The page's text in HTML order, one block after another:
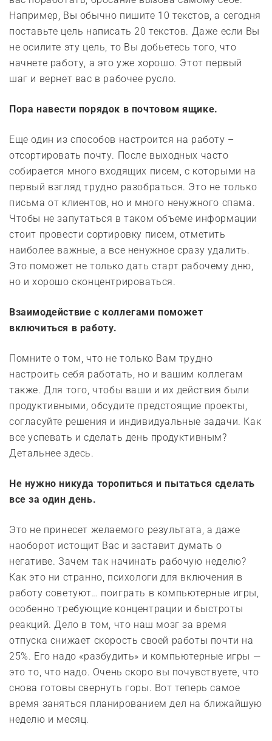
Например, Вы обычно пишите 10 текстов, а сегодня
поставьте цель написать 20 текстов. Даже если Вы
не осилите эту цель, то Вы добьетесь того, что
начнете работу, а это уже хорошо. Этот первый
шаг и вернет вас в рабочее русло.
Пора навести порядок в почтовом ящике.
Еще один из способов настроится на работу –
отсортировать почту. После выходных часто
собирается много входящих писем, с которыми на
первый взгляд трудно разобраться. Это не только
письма от клиентов, но и много ненужного спама.
Чтобы не запутаться в таком объеме информации
стоит провести сортировку писем, отметить
наиболее важные, а все ненужное сразу удалить.
Это поможет не только дать старт рабочему дню,
но и хорошо сконцентрироваться.
Взаимодействие с коллегами поможет
включиться в работу.
Помните о том, что не только Вам трудно
настроить себя работать, но и вашим коллегам
также. Для того, чтобы ваши и их действия были
продуктивными, обсудите предстоящие проекты,
согласуйте решения и индивидуальные задачи. Как
все успевать и сделать день продуктивным?
Детальнее здесь.
Не нужно никуда торопиться и пытаться сделать
все за один день.
Это не принесет желаемого результата, а даже
наоборот истощит Вас и заставит думать о
негативе. Зачем так начинать рабочую неделю?
Как это ни странно, психологи для включения в
работу советуют… поиграть в компьютерные игры,
особенно требующие концентрации и быстроты
реакций. Дело в том, что наш мозг за время
отпуска снижает скорость своей работы почти на
25%. Его надо «разбудить» и компьютерные игры —
это то, что надо. Очень скоро вы почувствуете, что
снова готовы свернуть горы. Вот теперь самое
время заняться планированием дел на ближайшую
неделю и месяц.